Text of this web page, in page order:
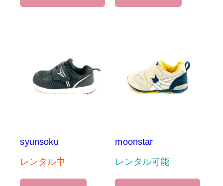
syunsoku
レンタル中
moonstar
レンタル可能